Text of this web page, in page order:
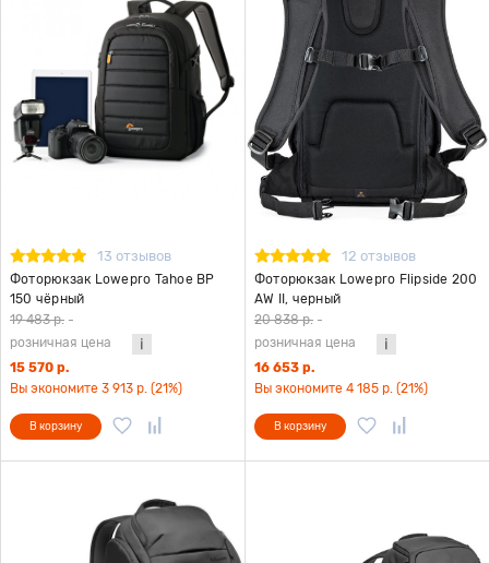
13 отзывов
Фоторюкзак Lowepro Tahoe BP
150 чёрный
19 483 р. -
розничная цена
15 570 р.
Вы экономите 3 913 р. (21%)
В корзину
12 отзывов
Фоторюкзак Lowepro Flipside 200
AW II, черный
20 838 р. -
розничная цена
16 653 р.
Вы экономите 4 185 р. (21%)
В корзину